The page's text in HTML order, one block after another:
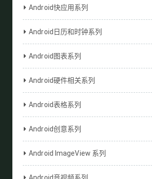
Android快应用系列
Android日历和时钟系列
Android图表系列
Android硬件相关系列
Android表格系列
Android创意系列
Android ImageView 系列